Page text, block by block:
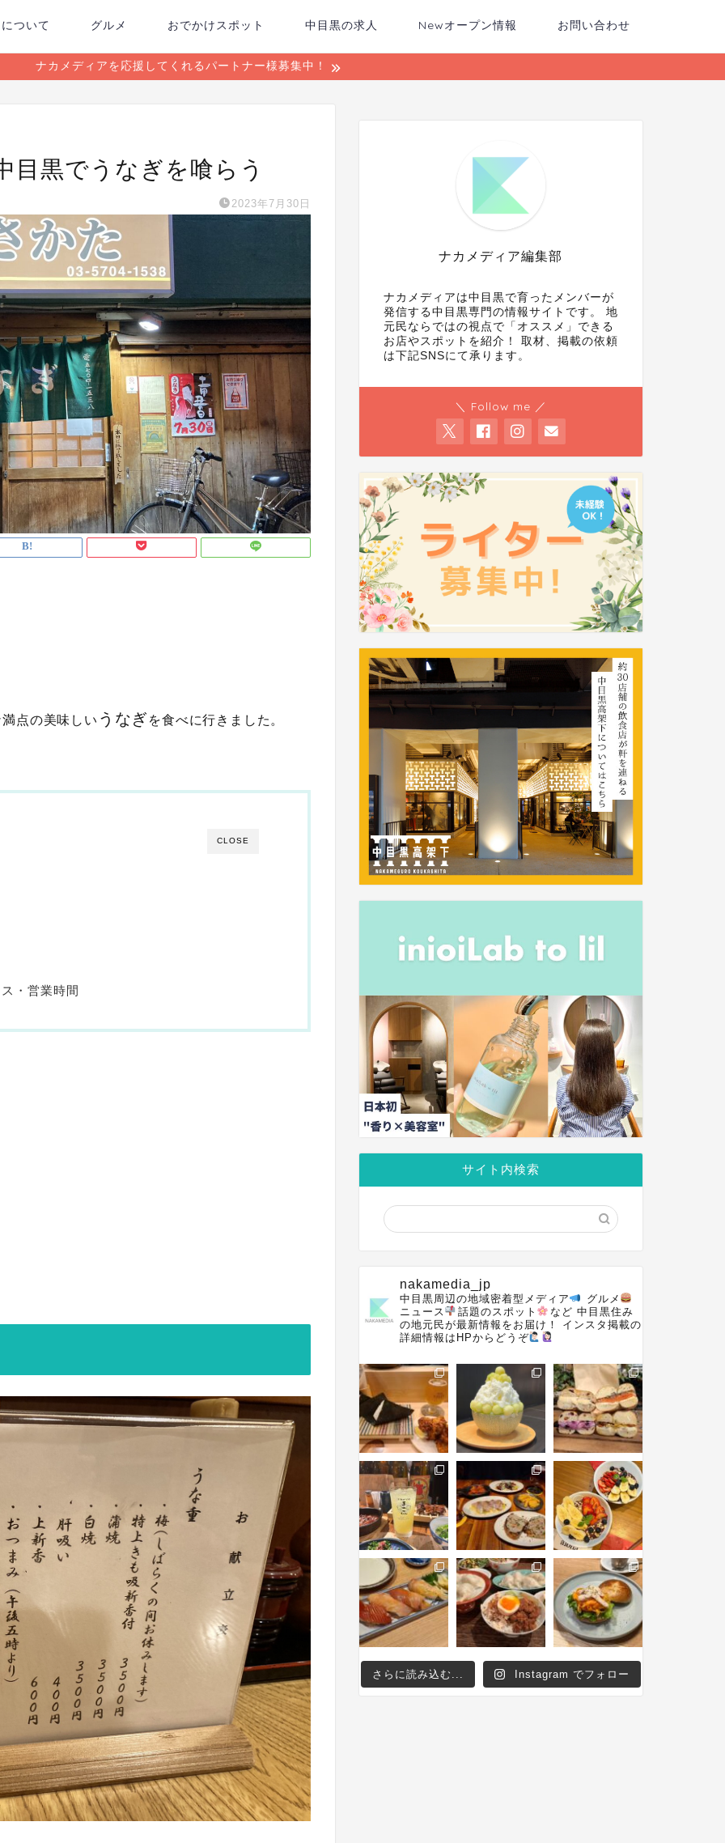
ついて グルメ おでかけスポット 中目黒の求人 Newオープン情報 お問い合わせ
ナカメディアを応援してくれるパートナー様募集中！
目黒でうなぎを喰らう
2023年7月30日
点の美味しい うなぎ を食べに行きました。
CLOSE
・営業時間
ナカメディア編集部
ナカメディアは中目黒で育ったメンバーが
発信する中目黒専門の情報サイトです。 地
元民ならではの視点で「オススメ」できる
お店やスポットを紹介！ 取材、掲載の依頼
は下記SNSにて承ります。
＼ Follow me ／
サイト内検索
nakamedia_jp
中目黒周辺の地域密着型メディア
グルメ
ニュース
話題のスポット など 中目黒住み
の地元民が最新情報をお届け！
インスタ掲載の
詳細情報はHPからどうぞ
さらに読み込む... Instagram でフォロー